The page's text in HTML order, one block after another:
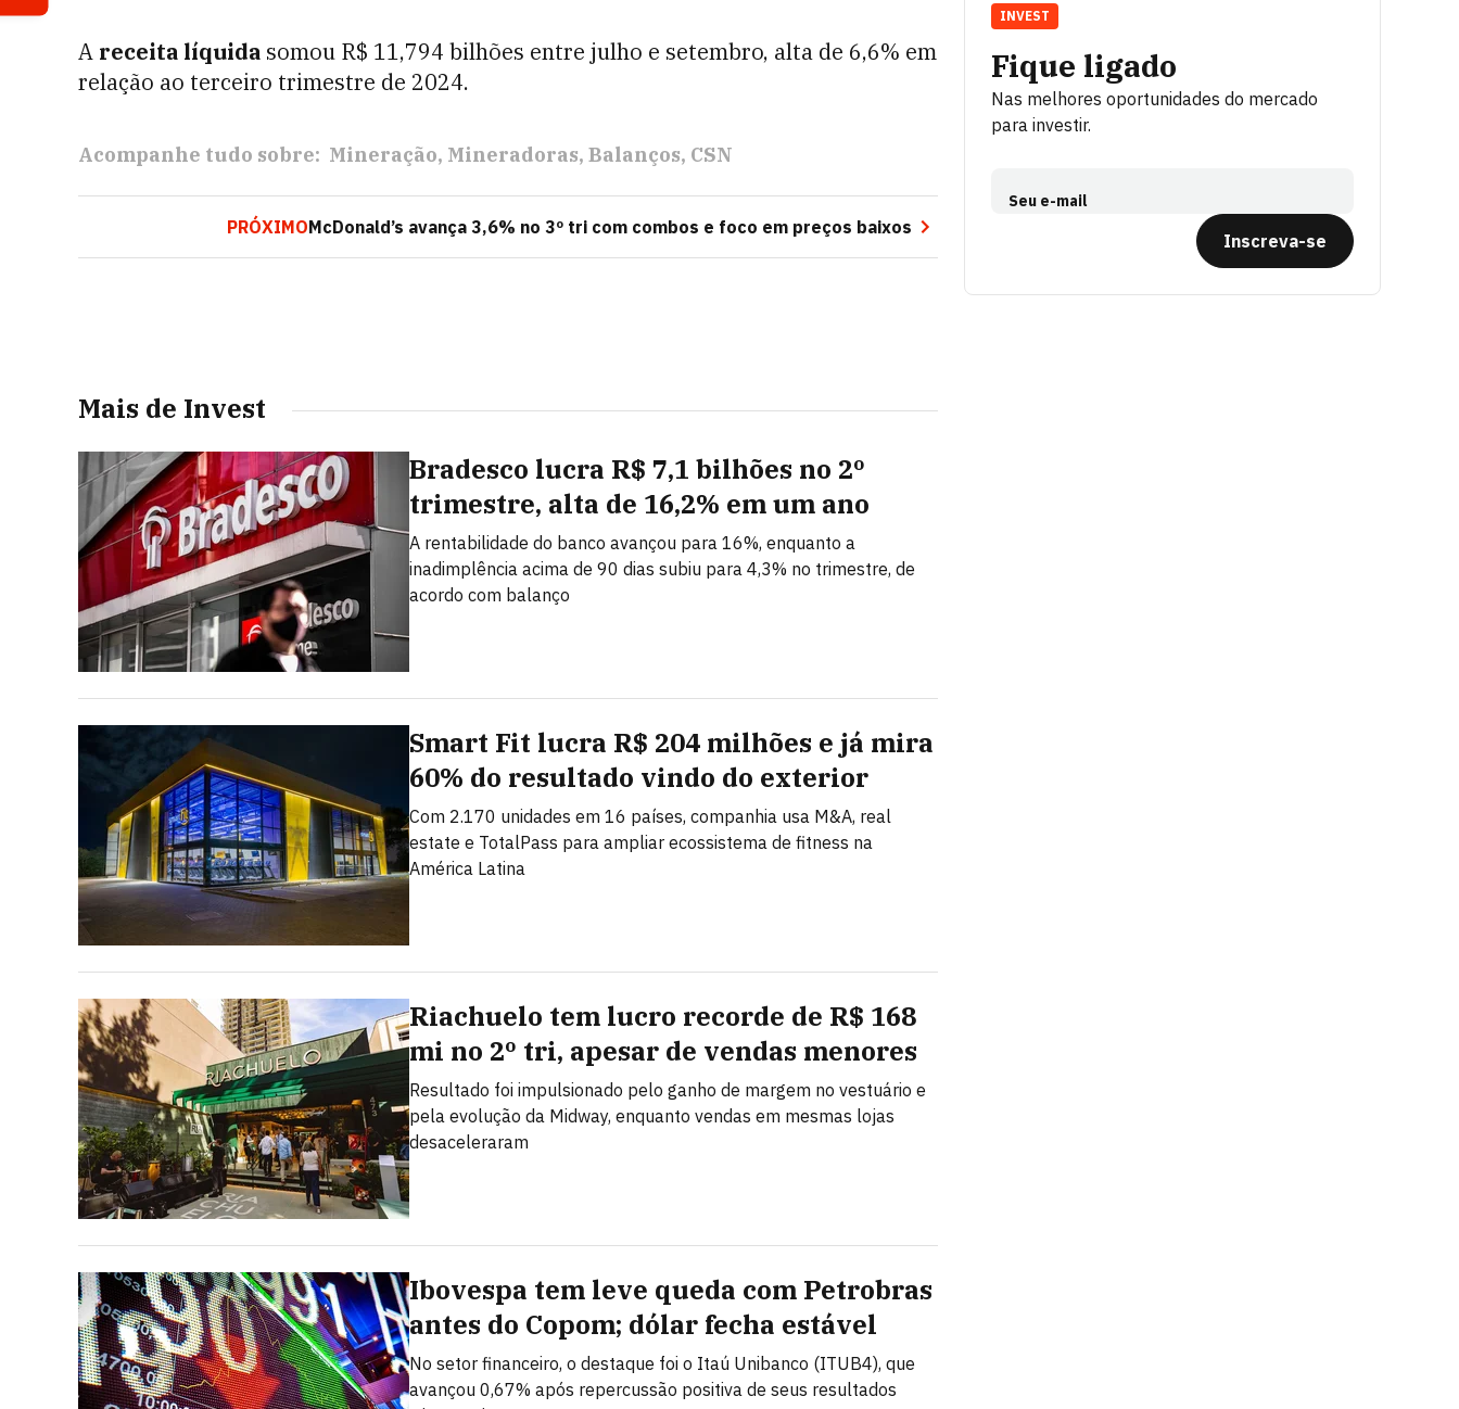
A receita líquida somou R$ 11,794 bilhões entre julho e setembro, alta de 6,6% em
relação ao terceiro trimestre de 2024.
Acompanhe tudo sobre: Mineração Mineradoras Balanços CSN
PRÓXIMOMcDonald’s avança 3,6% no 3º tri com combos e foco em preços baixos
Mais de Invest
Bradesco lucra R$ 7,1 bilhões no 2º
trimestre, alta de 16,2% em um ano
A rentabilidade do banco avançou para 16%, enquanto a
inadimplência acima de 90 dias subiu para 4,3% no trimestre, de
acordo com balanço
Smart Fit lucra R$ 204 milhões e já mira
60% do resultado vindo do exterior
Com 2.170 unidades em 16 países, companhia usa M&A, real
estate e TotalPass para ampliar ecossistema de fitness na
América Latina
Riachuelo tem lucro recorde de R$ 168
mi no 2º tri, apesar de vendas menores
Resultado foi impulsionado pelo ganho de margem no vestuário e
pela evolução da Midway, enquanto vendas em mesmas lojas
desaceleraram
Ibovespa tem leve queda com Petrobras
antes do Copom; dólar fecha estável
No setor financeiro, o destaque foi o Itaú Unibanco (ITUB4), que
avançou 0,67% após repercussão positiva de seus resultados
Fique ligado
Nas melhores oportunidades do mercado
para investir.
Seu e-mail
Inscreva-se
INVEST